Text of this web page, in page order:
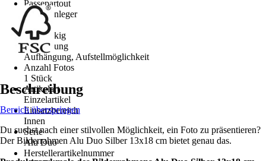
Passepartout
Papiereinleger
Form
Rechteckig
Ausstattung
Aufhängung, Aufstellmöglichkeit
Anzahl Fotos
1 Stück
Artikelart
Einzelartikel
Einsatzbereich
Innen
Serie
Alu Duo
Herstellerartikelnummer
Beschreibung
Bereich überspringen
Du suchst nach einer stilvollen Möglichkeit, ein Foto zu präsentieren?
Der Bilderrahmen Alu Duo Silber 13x18 cm bietet genau das.